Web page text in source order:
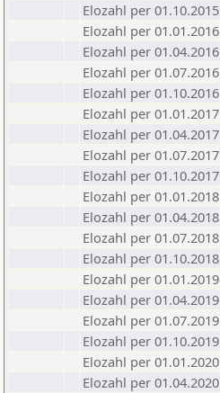
Elozahl per 01.10.2015
Elozahl per 01.01.2016
Elozahl per 01.04.2016
Elozahl per 01.07.2016
Elozahl per 01.10.2016
Elozahl per 01.01.2017
Elozahl per 01.04.2017
Elozahl per 01.07.2017
Elozahl per 01.10.2017
Elozahl per 01.01.2018
Elozahl per 01.04.2018
Elozahl per 01.07.2018
Elozahl per 01.10.2018
Elozahl per 01.01.2019
Elozahl per 01.04.2019
Elozahl per 01.07.2019
Elozahl per 01.10.2019
Elozahl per 01.01.2020
Elozahl per 01.04.2020